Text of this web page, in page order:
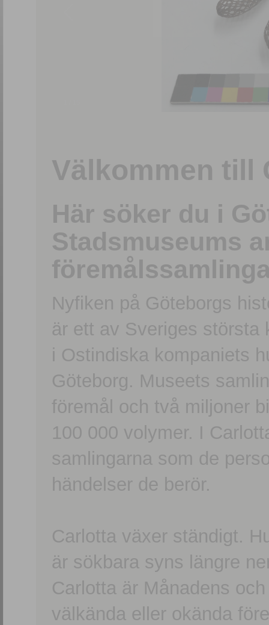
Välkommen till
Här söker du i
Stadsmuseums
Nyfiken på Göteborgs
är ett av Sveriges största
i Ostindiska kompaniets
Göteborg. Museets
föremål och två miljoner
100 000 volymer. I
samlingarna som de
händelser de berör.
Carlotta växer ständigt.
är sökbara syns längre
Carlotta är Månadens
välkända eller okända